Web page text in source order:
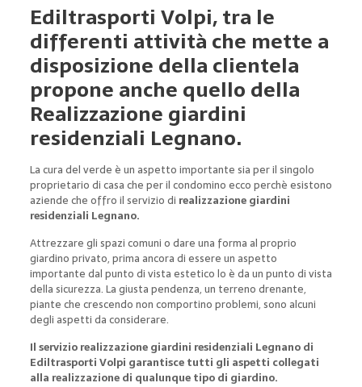
Ediltrasporti Volpi, tra le
differenti attività che mette a
disposizione della clientela
propone anche quello della
Realizzazione giardini
residenziali Legnano.
La cura del verde è un aspetto importante sia per il singolo
proprietario di casa che per il condomino ecco perchè esistono
aziende che offro il servizio di realizzazione giardini
residenziali Legnano.
Attrezzare gli spazi comuni o dare una forma al proprio
giardino privato, prima ancora di essere un aspetto
importante dal punto di vista estetico lo è da un punto di vista
della sicurezza. La giusta pendenza, un terreno drenante,
piante che crescendo non comportino problemi, sono alcuni
degli aspetti da considerare.
Il servizio realizzazione giardini residenziali Legnano di
Ediltrasporti Volpi garantisce tutti gli aspetti collegati
alla realizzazione di qualunque tipo di giardino.